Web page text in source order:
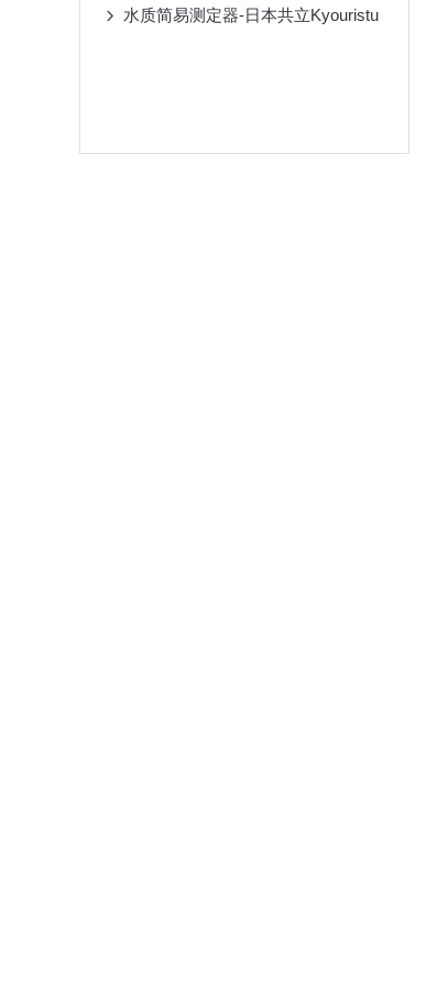
水质简易测定器-日本共立Kyouristu